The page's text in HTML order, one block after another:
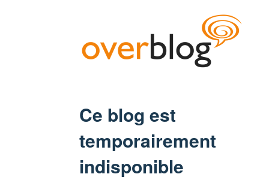
Ce blog est
temporairement
indisponible